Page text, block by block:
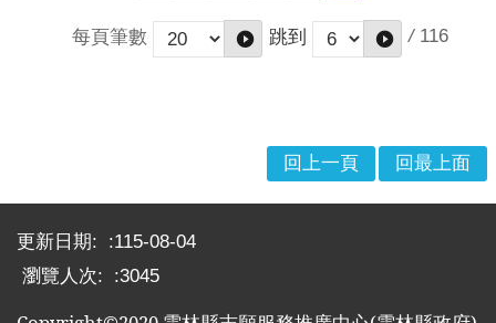
每頁筆數 跳到 / 116
回上一頁 回最上面
更新日期:
115-08-04
瀏覽人次:
3045